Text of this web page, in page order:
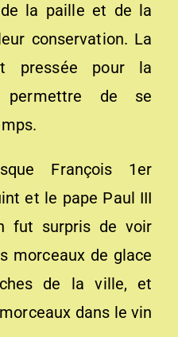
la paille et de la
conservation. La
pressée pour la
de se
François 1er
et le pape Paul III
fut surpris de voir
morceaux de glace
de la ville, et
dans le vin